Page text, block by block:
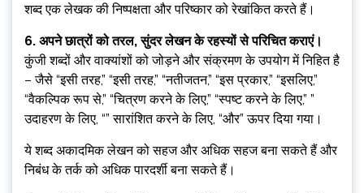
शब्द एक लेखक की निष्पक्षता और परिष्कार को रेखांकित करते हैं।
6. अपने छात्रों को तरल, सुंदर लेखन के रहस्यों से परिचित कराएं।
कुंजी शब्दों और वाक्यांशों को जोड़ने और संक्रमण के उपयोग में निहित है
– जैसे “इसी तरह,” “इसी तरह,” “नतीजतन,” “इस प्रकार,” “इसलिए,”
“वैकल्पिक रूप से,” “चित्रण करने के लिए,” “स्पष्ट करने के लिए,” ”
उदाहरण के लिए, “” सारांशित करने के लिए, “और” ऊपर दिया गया।
ये शब्द अकादमिक लेखन को सहज और अधिक सहज बना सकते हैं और
निबंध के तर्क को अधिक पारदर्शी बना सकते हैं।